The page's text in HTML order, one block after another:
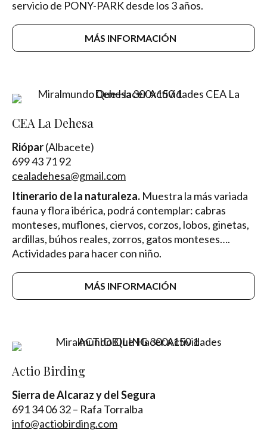
servicio de PONY-PARK desde los 3 años.
MÁS INFORMACIÓN
CEA La Dehesa
Riópar(Albacete)
699 43 71 92
cealadehesa@gmail.com
Itinerario de la naturaleza. Muestra la más variada
fauna y flora ibérica, podrá contemplar: cabras
monteses, muflones, ciervos, corzos, lobos, ginetas,
ardillas, búhos reales, zorros, gatos monteses….
Actividades para hacer con niño.
MÁS INFORMACIÓN
Actio Birding
Sierra de Alcaraz y del Segura
691 34 06 32 – Rafa Torralba
info@actiobirding.com